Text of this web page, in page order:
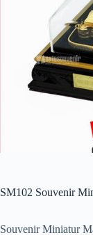
SM102 Souvenir
Souvenir Miniatur